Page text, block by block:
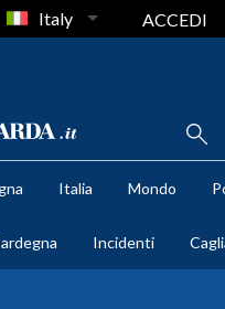
Italy ACCEDI
Italia Mondo
Incidenti